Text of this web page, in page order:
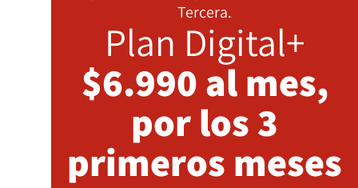
Tercera.
Plan Digital+
$6.990 al mes,
por los 3
primeros meses